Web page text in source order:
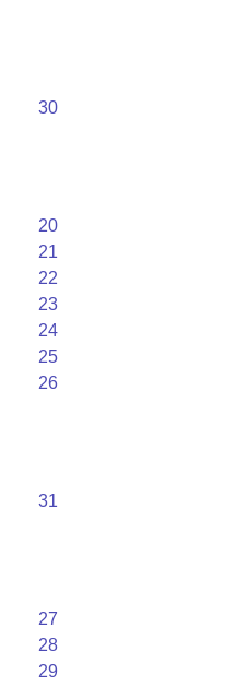
30
20
21
22
23
24
25
26
31
27
28
29